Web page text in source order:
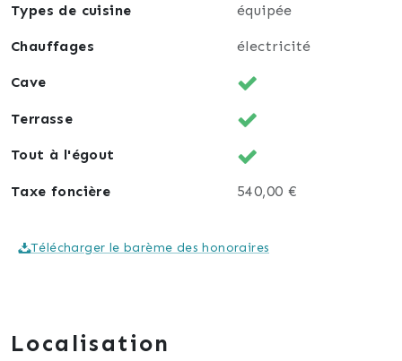
Types de cuisine équipée
Chauffages électricité
Cave
Terrasse
Tout à l'égout
Taxe foncière 540,00 €
Télécharger le barème des honoraires
Localisation